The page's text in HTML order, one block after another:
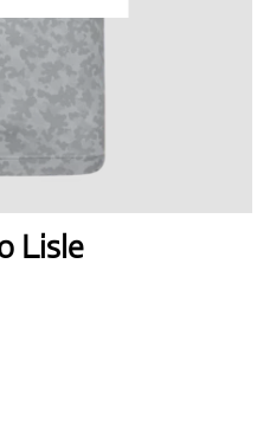
Lisle